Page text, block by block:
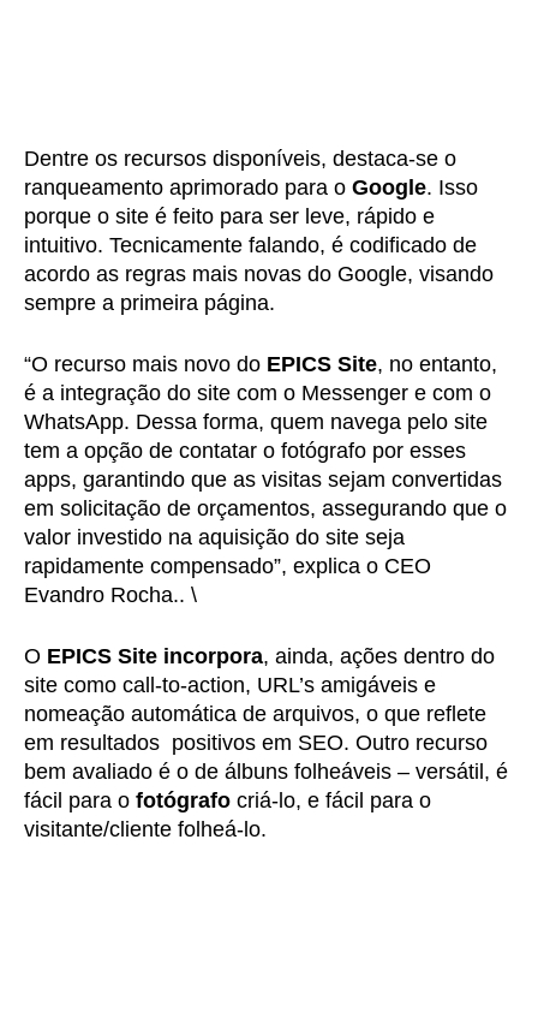
Dentre os recursos disponíveis, destaca-se o
ranqueamento aprimorado para o Google. Isso
porque o site é feito para ser leve, rápido e
intuitivo. Tecnicamente falando, é codificado de
acordo as regras mais novas do Google, visando
sempre a primeira página.
“O recurso mais novo do EPICS Site, no entanto,
é a integração do site com o Messenger e com o
WhatsApp. Dessa forma, quem navega pelo site
tem a opção de contatar o fotógrafo por esses
apps, garantindo que as visitas sejam convertidas
em solicitação de orçamentos, assegurando que o
valor investido na aquisição do site seja
rapidamente compensado”, explica o CEO
Evandro Rocha.. \
O EPICS Site incorpora, ainda, ações dentro do
site como call-to-action, URL’s amigáveis e
nomeação automática de arquivos, o que reflete
em resultados positivos em SEO. Outro recurso
bem avaliado é o de álbuns folheáveis – versátil, é
fácil para o fotógrafo criá-lo, e fácil para o
visitante/cliente folheá-lo.